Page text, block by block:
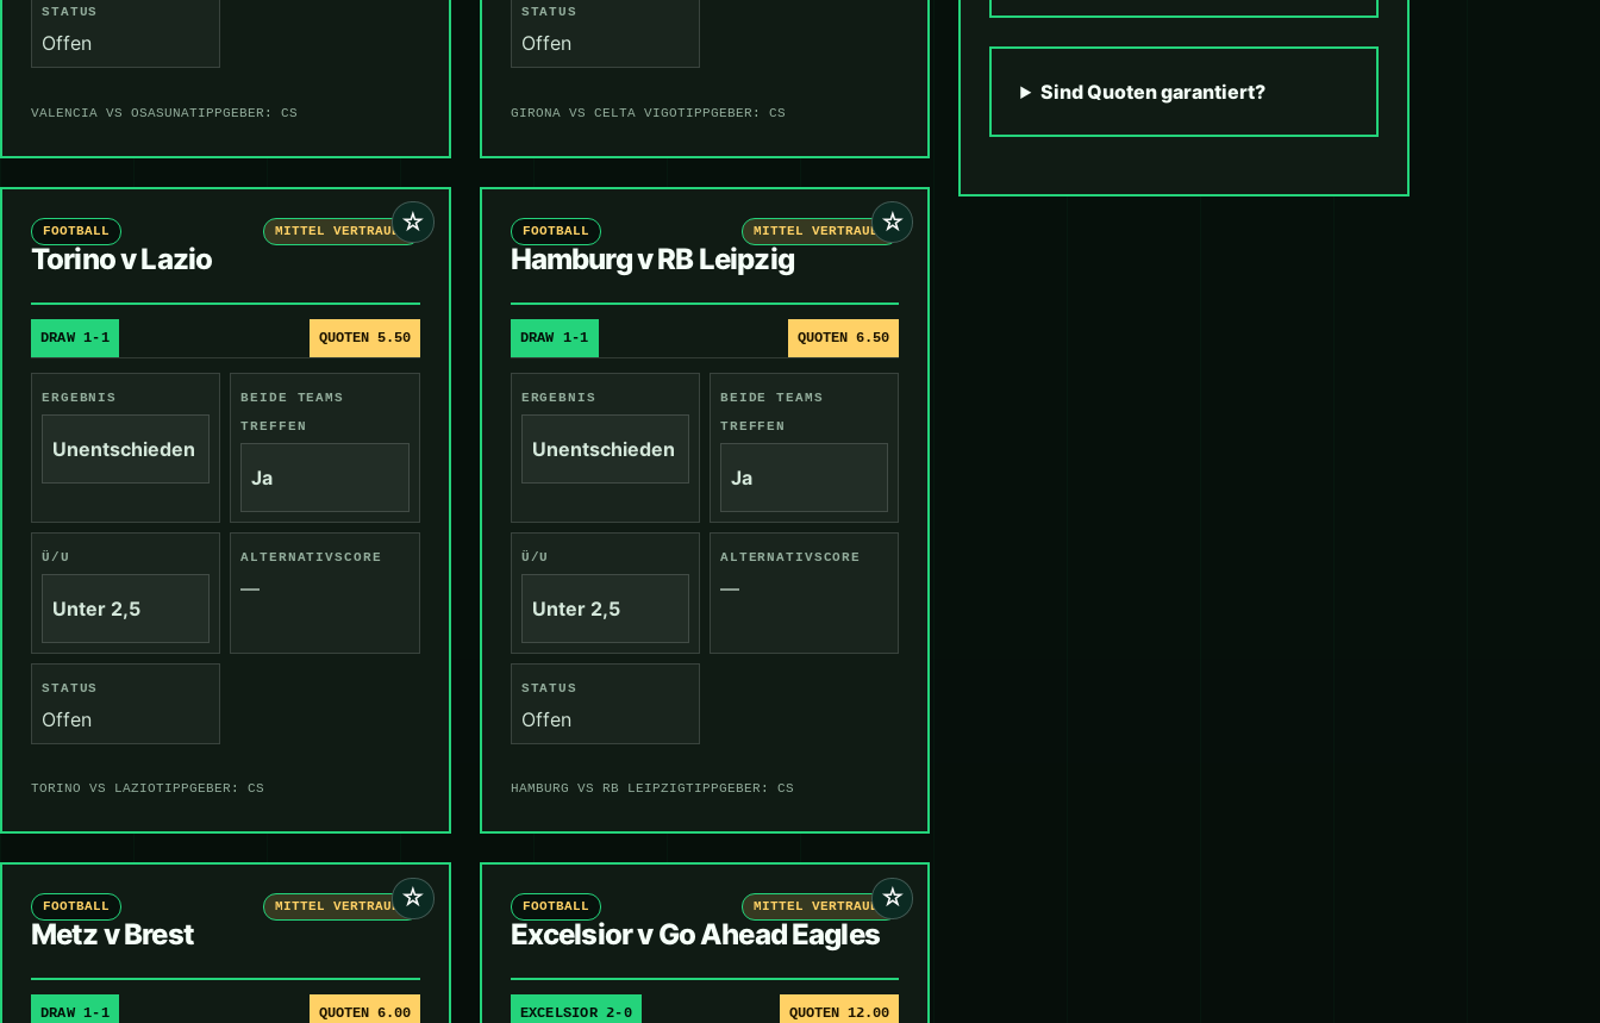
STATUS
Offen
VALENCIA VS OSASUNATIPPGEBER: CS
STATUS
Offen
GIRONA VS CELTA VIGOTIPPGEBER: CS
☆
FOOTBALL MITTEL VERTRAUEN
Torino v Lazio
DRAW 1-1 QUOTEN 5.50
ERGEBNIS
Unentschieden
BEIDE TEAMS
TREFFEN
Ja
Ü/U
Unter 2,5
ALTERNATIVSCORE
—
STATUS
Offen
TORINO VS LAZIOTIPPGEBER: CS
☆
FOOTBALL MITTEL VERTRAUEN
Hamburg v RB Leipzig
DRAW 1-1 QUOTEN 6.50
ERGEBNIS
Unentschieden
BEIDE TEAMS
TREFFEN
Ja
Ü/U
Unter 2,5
ALTERNATIVSCORE
—
STATUS
Offen
HAMBURG VS RB LEIPZIGTIPPGEBER: CS
☆
FOOTBALL MITTEL VERTRAUEN
Metz v Brest
DRAW 1-1 QUOTEN 6.00
☆
FOOTBALL MITTEL VERTRAUEN
Excelsior v Go Ahead Eagles
EXCELSIOR 2-0 QUOTEN 12.00
Sind Quoten garantiert?